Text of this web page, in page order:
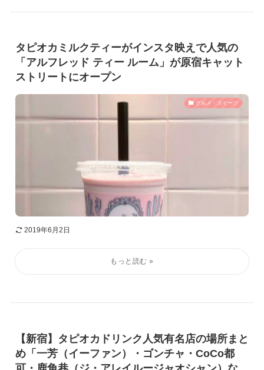
タピオカミルクティーがインスタ映えで人気の
「アルフレッド ティー ルーム」が原宿キャット
ストリートにオープン
グルメ・スイーツ
2019年6月2日
【新宿】タピオカドリンク人気有名店の場所まと
め「一芳（イーファン）・ゴンチャ・CoCo都